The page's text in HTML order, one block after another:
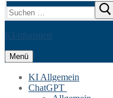
Suchen
nach:
KI-nformiert
Menü
KI Allgemein
ChatGPT